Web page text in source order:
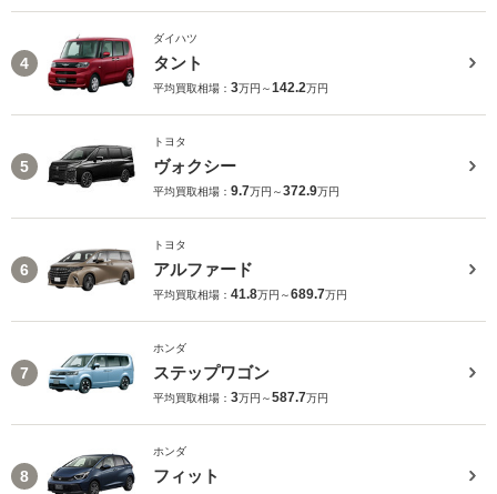
4
ダイハツ
タント
平均買取相場： 3万円～142.2万円
5
トヨタ
ヴォクシー
平均買取相場： 9.7万円～372.9万円
6
トヨタ
アルファード
平均買取相場： 41.8万円～689.7万円
7
ホンダ
ステップワゴン
平均買取相場： 3万円～587.7万円
8
ホンダ
フィット